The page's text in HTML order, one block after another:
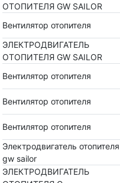
ОТОПИТЕЛЯ GW SAILOR
Вентилятор отопителя
ЭЛЕКТРОДВИГАТЕЛЬ
ОТОПИТЕЛЯ GW SAILOR
Вентилятор отопителя
Вентилятор отопителя
Вентилятор отопителя
Электродвигатель отопителя
gw sailor
ЭЛЕКТРОДВИГАТЕЛЬ